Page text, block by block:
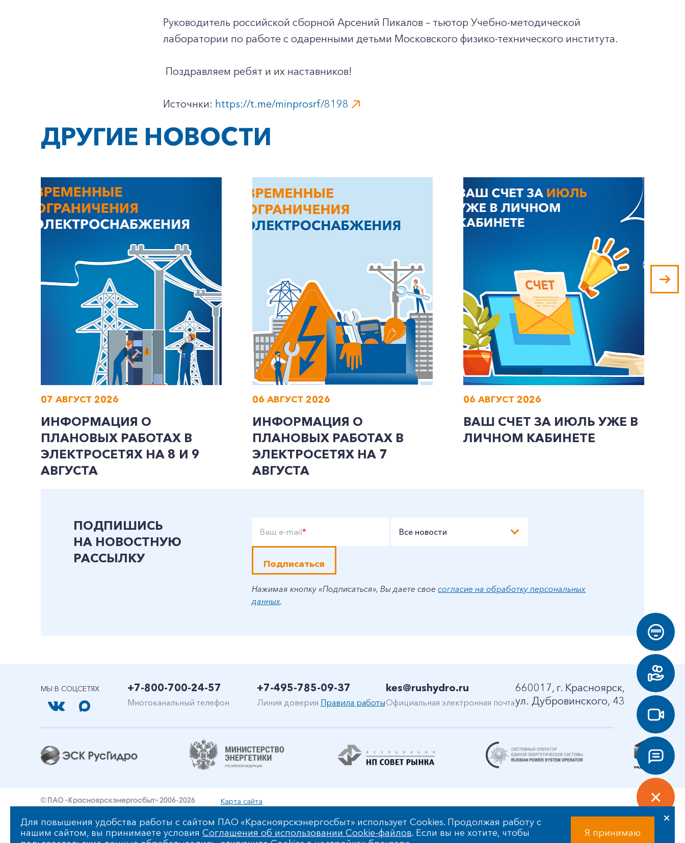
Частным клиентам
Корпоративным клиентам
Руководитель российской сборной Арсений Пикалов – тьютор Учебно-методической
лаборатории по работе с одаренными детьми Московского физико-технического института.
Поздравляем ребят и их наставников!
Источнки: https://t.me/minprosrf/8198
ДРУГИЕ НОВОСТИ
07 АВГУСТ 2026
ИНФОРМАЦИЯ О
ПЛАНОВЫХ РАБОТАХ В
ЭЛЕКТРОСЕТЯХ НА 8 И 9
АВГУСТА
06 АВГУСТ 2026
ИНФОРМАЦИЯ О
ПЛАНОВЫХ РАБОТАХ В
ЭЛЕКТРОСЕТЯХ НА 7
АВГУСТА
06 АВГУСТ 2026
ВАШ СЧЕТ ЗА ИЮЛЬ УЖЕ В
ЛИЧНОМ КАБИНЕТЕ
ПОДПИШИСЬ
НА НОВОСТНУЮ
РАССЫЛКУ
Ваш e-mail* Все новости
Подписаться
Нажимая кнопку «Подписаться», Вы даете своесогласие на обработку персональных
данных.
МЫ В СОЦСЕТЯХ +7-800-700-24-57
Многоканальный телефон
+7-495-785-09-37
Линия доверия Правила работы
kes@rushydro.ru
Официальная электронная почта
660017, г. Красноярск,
ул. Дубровинского, 43
© ПАО «Красноярскэнергосбыт» 2006-2026
Карта сайта
Уведомление об ответственности и праве интеллектуальной собственности
Политика ПАО «Красноярскэнергосбыт» в отношении обработки персональных данных
Для повышения удобства работы с сайтом ПАО «Красноярскэнергосбыт» использует Cookies. Продолжая работу с
нашим сайтом, вы принимаете условия Соглашения об использовании Cookie-файлов. Если вы не хотите, чтобы
Я принимаю